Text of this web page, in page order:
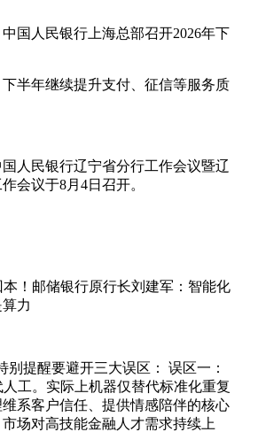
中国人民银行上海总部召开2026年下
半年继续提升支付、征信等服务质
国人民银行辽宁省分行工作会议暨辽
会议于8月4日召开。
！邮储银行原行长刘建军：智能化
力
别提醒要避开三大误区： 误区一：
工。实际上机器仅替代标准化重复
系客户信任、提供情感陪伴的核心
场对高技能金融人才需求持续上